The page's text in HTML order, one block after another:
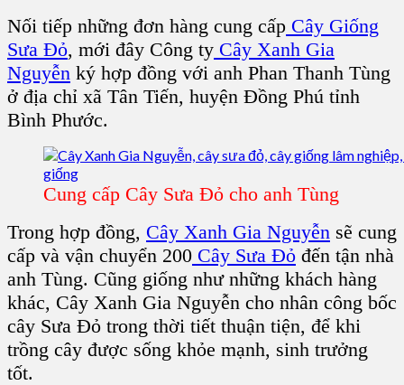
Nối tiếp những đơn hàng cung cấp Cây Giống
Sưa Đỏ, mới đây Công ty Cây Xanh Gia
Nguyễn ký hợp đồng với anh Phan Thanh Tùng
ở địa chỉ xã Tân Tiến, huyện Đồng Phú tỉnh
Bình Phước.
Cung cấp Cây Sưa Đỏ cho anh Tùng
Trong hợp đồng, Cây Xanh Gia Nguyễn sẽ cung
cấp và vận chuyển 200 Cây Sưa Đỏ đến tận nhà
anh Tùng. Cũng giống như những khách hàng
khác, Cây Xanh Gia Nguyễn cho nhân công bốc
cây Sưa Đỏ trong thời tiết thuận tiện, để khi
trồng cây được sống khỏe mạnh, sinh trưởng
tốt.